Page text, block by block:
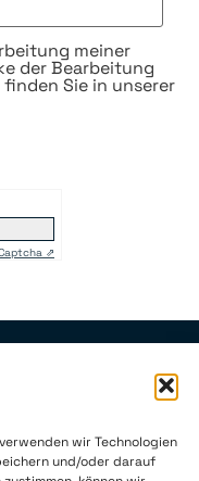
wir Technologien
und/oder darauf
meiner
der Bearbeitung
Sie in unserer
⇗
4)